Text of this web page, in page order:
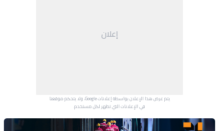
إعلان
يتم عرض هذا الإعلان بواسطة إعلانات Google، ولا يتحكم موقعنا
في الإعلانات التي تظهر لكل مستخدم.
Advertisement Section